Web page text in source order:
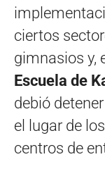
ciertos
gimnasios y,
Escuela de
debió
el lugar de
centros de